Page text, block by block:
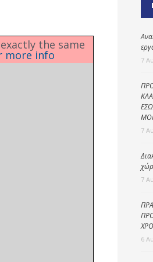
Δημοτική
αστυνομία
the same
more info 7
7
7
6